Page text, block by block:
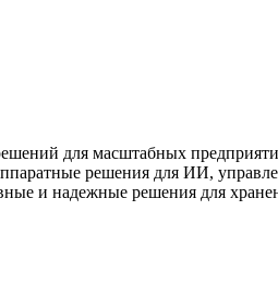
для масштабных
решения для ИИ,
и надежные решения для